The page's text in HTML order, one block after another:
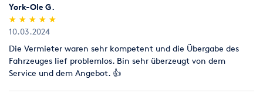
York-Ole G.
(*)
★
★
(*) ★
★
(*) ★
★
(*) ★
★
(*) ★
★
10.03.2024
Die Vermieter waren sehr kompetent und die Übergabe des
Fahrzeuges lief problemlos. Bin sehr überzeugt von dem
Service und dem Angebot. 👍